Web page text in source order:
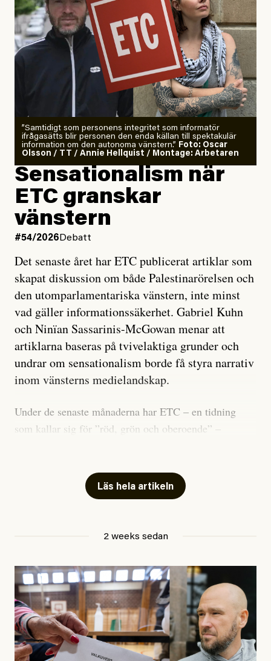
”Samtidigt som personens integritet som informatör
ifrågasätts blir personen den enda källan till spektakulär
information om den autonoma vänstern.” Foto: Oscar
Olsson / TT / Annie Hellquist / Montage: Arbetaren
Sensationalism när
ETC granskar
vänstern
#54/2026 Debatt
Det senaste året har ETC publicerat artiklar som
skapat diskussion om både Palestinarörelsen och
den utomparlamentariska vänstern, inte minst
vad gäller informationssäkerhet. Gabriel Kuhn
och Ninïan Sassarinis-McGowan menar att
artiklarna baseras på tvivelaktiga grunder och
undrar om sensationalism borde få styra narrativ
inom vänsterns medielandskap.
Under de senaste månaderna har ETC – en tidning
som kallar sig för ”röd, grön och oberoende” –
skriver för? Vad betyder det att vara en ”röd, grön och
oberoende” tidning? Och vad är egentligen bra
utpekas som israelisk infiltratör”. Enligt ingressen
handlar artikeln om en person vars ”bakgrund skapar
splittring och oro i rörelsen”. Problemet är att artikeln
skapar betydligt mer oro i palestinarörelsen – och den
oberoende vänstern – än den porträtterade personen
Läs hela artikeln
2 weeks sedan